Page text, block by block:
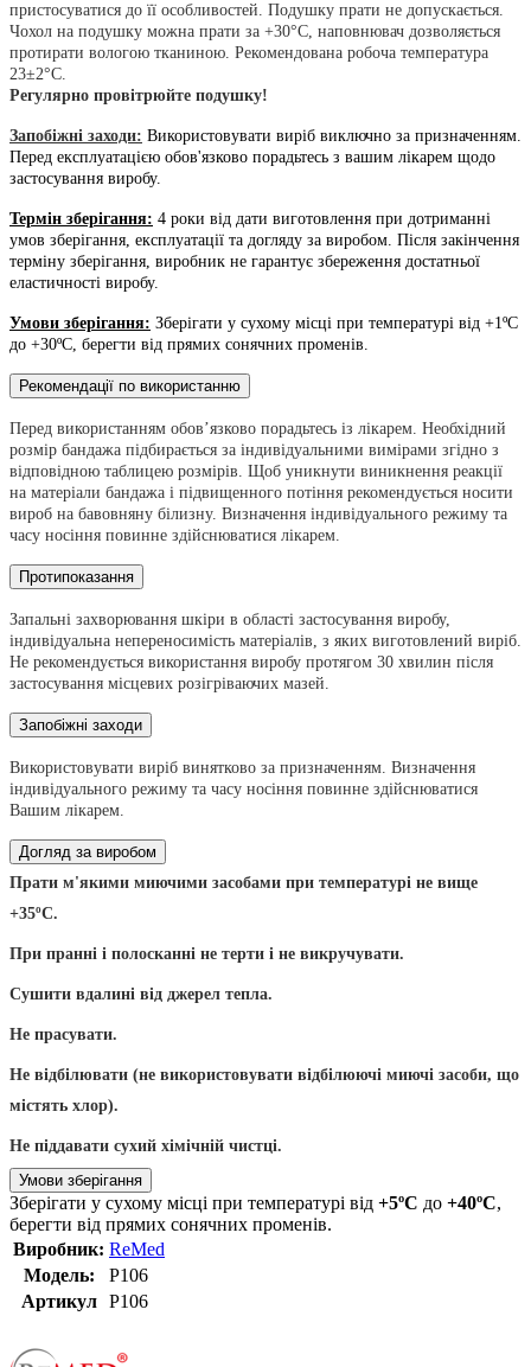
пристосуватися до її особливостей. Подушку прати не допускається.
Чохол на подушку можна прати за +30°С, наповнювач дозволяється
протирати вологою тканиною. Рекомендована робоча температура
23±2°С.
Регулярно провітрюйте подушку!
Запобіжні заходи: Використовувати виріб виключно за призначенням.
Перед експлуатацією обов'язково порадьтесь з вашим лікарем щодо
застосування виробу.
Термін зберігання: 4 роки від дати виготовлення при дотриманні
умов зберігання, експлуатації та догляду за виробом. Після закінчення
терміну зберігання, виробник не гарантує збереження достатньої
еластичності виробу.
Умови зберігання: Зберігати у сухому місці при температурі від +1ºС
до +30ºС, берегти від прямих сонячних променів.
Рекомендації по використанню
Перед використанням обов’язково порадьтесь із лікарем. Необхідний
розмір бандажа підбирається за індивідуальними вимірами згідно з
відповідною таблицею розмірів. Щоб уникнути виникнення реакцiї
на матеріали бандажа і підвищенного потіння рекомендується носити
вироб на бавовняну білизну. Визначення індивідуального режиму та
часу носіння повинне здійснюватися лікарем.
Протипоказання
Запальні захворювання шкіри в області застосування виробу,
індивідуальна непереносимість матеріалів, з яких виготовлений виріб.
Не рекомендується використання виробу протягом 30 хвилин після
застосування місцевих розігріваючих мазей.
Запобіжні заходи
Використовувати виріб винятково за призначенням. Визначення
індивідуального режиму та часу носіння повинне здійснюватися
Вашим лікарем.
Догляд за виробом
Прати м'якими миючими засобами при температурі не вище
+35ºС.
При пранні і полосканні не терти і не викручувати.
Сушити вдалині від джерел тепла.
Не прасувати.
Не відбілювати (не використовувати відбілюючі миючі засоби, що
містять хлор).
Не піддавати сухий хімічній чистці.
Умови зберігання
Зберігати у сухому місці при температурі від +5ºС до +40ºС,
берегти від прямих сонячних променів.
Виробник: ReMed
Модель:
P106
Артикул
P106